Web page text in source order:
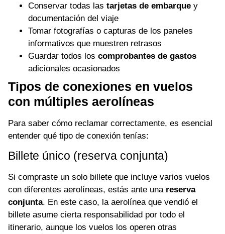
Conservar todas las tarjetas de embarque y
documentación del viaje
Tomar fotografías o capturas de los paneles
informativos que muestren retrasos
Guardar todos los comprobantes de gastos
adicionales ocasionados
Tipos de conexiones en vuelos
con múltiples aerolíneas
Para saber cómo reclamar correctamente, es esencial
entender qué tipo de conexión tenías:
Billete único (reserva conjunta)
Si compraste un solo billete que incluye varios vuelos
con diferentes aerolíneas, estás ante una reserva
conjunta. En este caso, la aerolínea que vendió el
billete asume cierta responsabilidad por todo el
itinerario, aunque los vuelos los operen otras